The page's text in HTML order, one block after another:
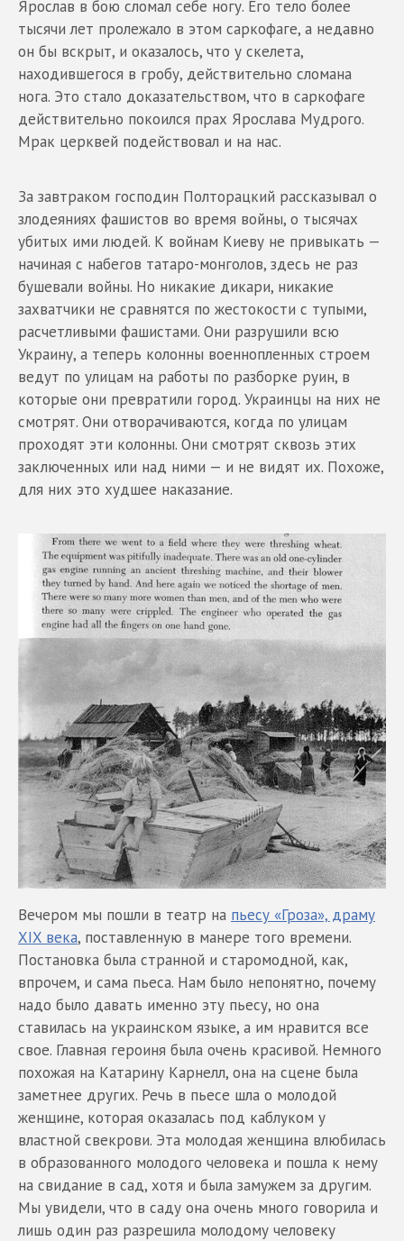
Ярослав в бою сломал себе ногу. Его тело более
тысячи лет пролежало в этом саркофаге, а недавно
он бы вскрыт, и оказалось, что у скелета,
находившегося в гробу, действительно сломана
нога. Это стало доказательством, что в саркофаге
действительно покоился прах Ярослава Мудрого.
Мрак церквей подействовал и на нас.
За завтраком господин Полторацкий рассказывал о
злодеяниях фашистов во время войны, о тысячах
убитых ими людей. К войнам Киеву не привыкать —
начиная с набегов татаро-монголов, здесь не раз
бушевали войны. Но никакие дикари, никакие
захватчики не сравнятся по жестокости с тупыми,
расчетливыми фашистами. Они разрушили всю
Украину, а теперь колонны военнопленных строем
ведут по улицам на работы по разборке руин, в
которые они превратили город. Украинцы на них не
смотрят. Они отворачиваются, когда по улицам
проходят эти колонны. Они смотрят сквозь этих
заключенных или над ними — и не видят их. Похоже,
для них это худшее наказание.
Вечером мы пошли в театр на пьесу «Гроза», драму
XIX века, поставленную в манере того времени.
Постановка была странной и старомодной, как,
впрочем, и сама пьеса. Нам было непонятно, почему
надо было давать именно эту пьесу, но она
ставилась на украинском языке, а им нравится все
свое. Главная героиня была очень красивой. Немного
похожая на Катарину Карнелл, она на сцене была
заметнее других. Речь в пьесе шла о молодой
женщине, которая оказалась под каблуком у
властной свекрови. Эта молодая женщина влюбилась
в образованного молодого человека и пошла к нему
на свидание в сад, хотя и была замужем за другим.
Мы увидели, что в саду она очень много говорила и
лишь один раз разрешила молодому человеку